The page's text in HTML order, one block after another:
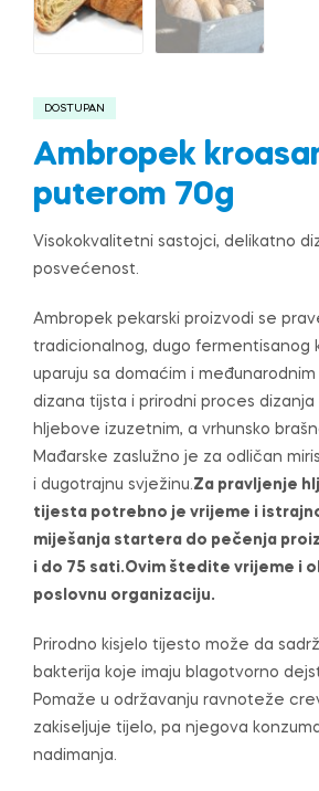
DOSTUPAN
Ambropek
puterom 70g
Visokokvalitetni sastojci, delikatno
posvećenost.
Ambropek pekarski proizvodi se
tradicionalnog, dugo fermentisanog
uparuju sa domaćim i međunarodnim
dizana tijsta i prirodni proces
hljebove izuzetnim, a vrhunsko
Mađarske zaslužno je za odličan
i dugotrajnu svježinu.Za pravljenje
tijesta potrebno je vrijeme i
miješanja startera do pečenja
i do 75 sati.Ovim štedite vrijeme i
poslovnu organizaciju.
Prirodno kisjelo tijesto može da
bakterija koje imaju blagotvorno
Pomaže u održavanju ravnoteže
zakiseljuje tijelo, pa njegova
nadimanja.